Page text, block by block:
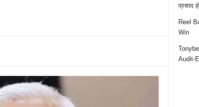
प्रसाद
Reel
Win
Audit-